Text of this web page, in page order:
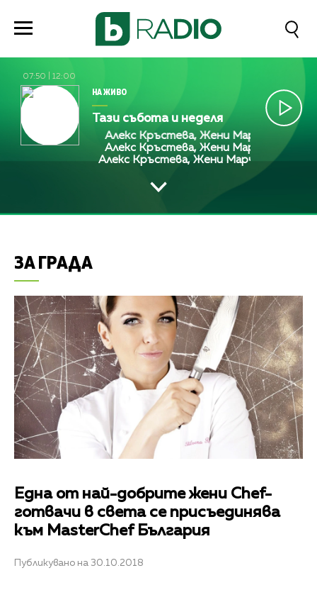
07:50 12:00
НА ЖИВО
Тази събота и неделя
Алекс Кръстева, Жени Марчева и Диана
Алекс Кръстева, Жени Марчева и Диана
Алекс Кръстева, Жени Марчева и Диана
ЗА ГРАДА
Една от най-добрите жени Chef-
готвачи в света се присъединява
към MasterChef България
Публикувано на 30.10.2018